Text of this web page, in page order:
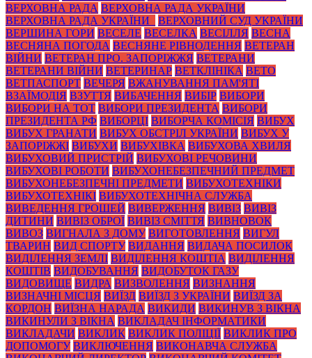
ВЕРХОВНА РАДА ВЕРХОВНА РАДА УКРАЇНИ
ВЕРХОВНА РАДА УКРАЇНИ_
ВЕРХОВНИЙ СУД УКРАЇНИ
ВЕРШИНА ГОРИ ВЕСЕЛЕ ВЕСЕЛКА ВЕСІЛЛЯ ВЕСНА
ВЕСНЯНА ПОГОДА ВЕСНЯНЕ РІВНОДЕННЯ ВЕТЕРАН
ВІЙНИ ВЕТЕРАН ПРО. ЗАПОРІЖЖЯ ВЕТЕРАНИ
ВЕТЕРАНИ ВІЙНИ ВЕТЕРИНАР ВЕТКЛІНІКА ВЕТО
ВЕТПАСПОРТ ВЕЧЕРЯ ВЖАНУВАННЯ ПАМ'ЯТІ
ВЗАЇМОДІЯ ВЗУТТЯ ВИБАЧЕННЯ ВИБІР ВИБОРИ
ВИБОРИ НА ТОТ ВИБОРИ ПРЕЗИДЕНТА ВИБОРИ
ПРЕЗИДЕНТА РФ ВИБОРЦІ ВИБОРЧА КОМІСІЯ ВИБУХ
ВИБУХ ГРАНАТИ ВИБУХ ОБСТРІЛ УКРАЇНИ ВИБУХ У
ЗАПОРІЖЖІ ВИБУХИ ВИБУХІВКА ВИБУХОВА ХВИЛЯ
ВИБУХОВИЙ ПРИСТРІЙ ВИБУХОВІ РЕЧОВИНИ
ВИБУХОВІ РОБОТИ ВИБУХОНЕБЕЗПЕЧНИЙ ПРЕДМЕТ
ВИБУХОНЕБЕЗПЕЧНІ ПРЕДМЕТИ ВИБУХОТЕХНІКИ
ВИБУХОТЕХНІКІ ВИБУХОТЕХНІЧНА СЛУЖБА
ВИВЕДЕННЯ ГРОШЕЙ ВИВЕРЖЕННЯ ВИВІЗ ВИВІЗ
ДИТИНИ ВИВІЗ ОБРОЇ ВИВІЗ СМІТТЯ ВИВНОВОК
ВИВОЗ ВИГНАЛА З ДОМУ ВИГОТОВЛЕННЯ ВИГУЛ
ТВАРИН ВИД СПОРТУ ВИДАННЯ ВИДАЧА ПОСИЛОК
ВИДІЛЕННЯ ЗЕМЛІ ВИДІЛЕННЯ КОШТІА ВИДІЛЕННЯ
КОШТІВ ВИДОБУВАННЯ ВИДОБУТОК ГАЗУ
ВИДОВИЩЕ ВИДРА ВИЗВОЛЕННЯ ВИЗНАННЯ
ВИЗНАЧНІ МІСЦЯ ВИЇЗД ВИЇЗД З УКРАЇНИ ВИЇЗД ЗА
КОРДОН ВИЇЗНА НАРАДА ВИКИДИ ВИКИНУВ З ВІКНА
ВИКИНУЛИ З ВІКНА ВИКЛАДАЧ ІНФОРМАТИКИ
ВИКЛАДАЧИ ВИКЛИК ВИКЛИК ПОЛІЦІЇ ВИКЛИК ПРО
ДОПОМОГУ ВИКЛЮЧЕННЯ ВИКОНАВЧА СЛУЖБА